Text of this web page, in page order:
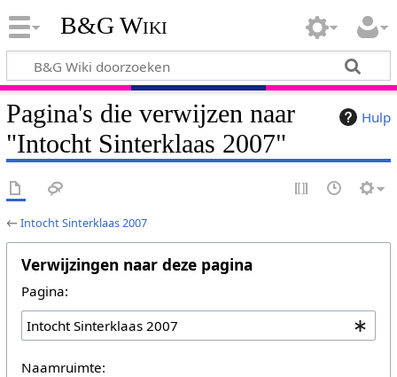
B&G Wiki
Hulp
Pagina's die verwijzen naar
"Intocht Sinterklaas 2007"
←Intocht Sinterklaas 2007
Verwijzingen naar deze pagina
Pagina:
Naamruimte: